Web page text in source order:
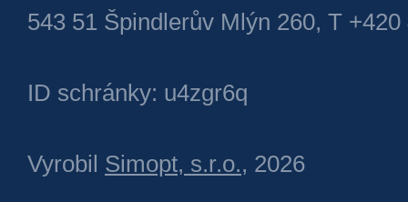
543 51 Špindlerův Mlýn 260, T +420
ID schránky: u4zgr6q
Vyrobil Simopt, s.r.o., 2026